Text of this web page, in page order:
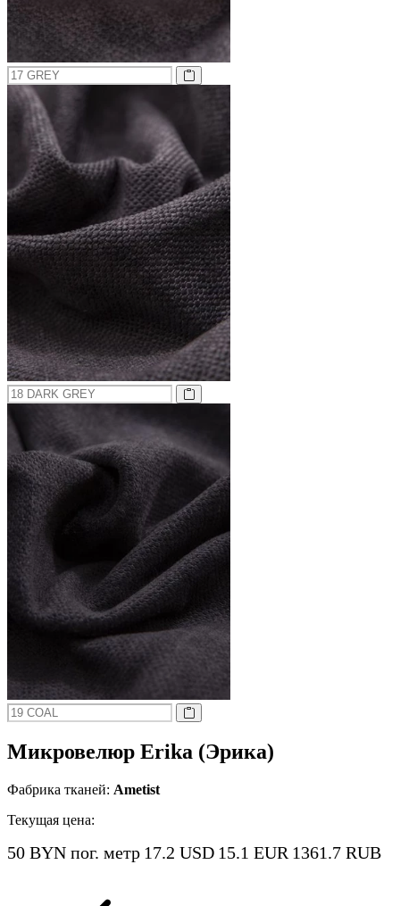
Микровелюр Erika (Эрика)
Фабрика тканей: Ametist
Текущая цена:
50 BYN пог. метр 17.2 USD 15.1 EUR 1361.7 RUB